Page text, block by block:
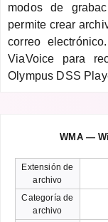
modos de
permite crear
correo
ViaVoice para
Olympus DSS
WMA —
Extensión de
archivo
Categoría de
archivo